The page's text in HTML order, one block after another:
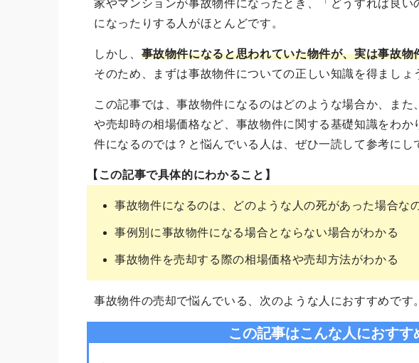
家やマンションが事故物件になったとき、「どうすれば良い
になったりする人がほとんどです。
しかし、 事故物件になると思われていた物件が、実は事故物
そのため、まずは事故物件についての正しい知識を得ましょ
この記事では、事故物件になるのはどのような場合か、また
や売却時の相場価格など、事故物件に関する基礎知識をわか
件になるのでは？と悩んでいる人は、ぜひ一読して参考にし
【この記事で具体的にわかること】
事故物件になるのは、どのような人の死があった場合な
事例別に事故物件になる場合とならない場合がわかる
事故物件を売却する際の相場価格や売却方法がわかる
事故物件の売却で悩んでいる、次のような人におすすめです。
この記事はこんな人におすす